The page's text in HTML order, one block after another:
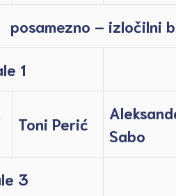
posamezno – izločilni
1
Toni Perić
Sabo
3